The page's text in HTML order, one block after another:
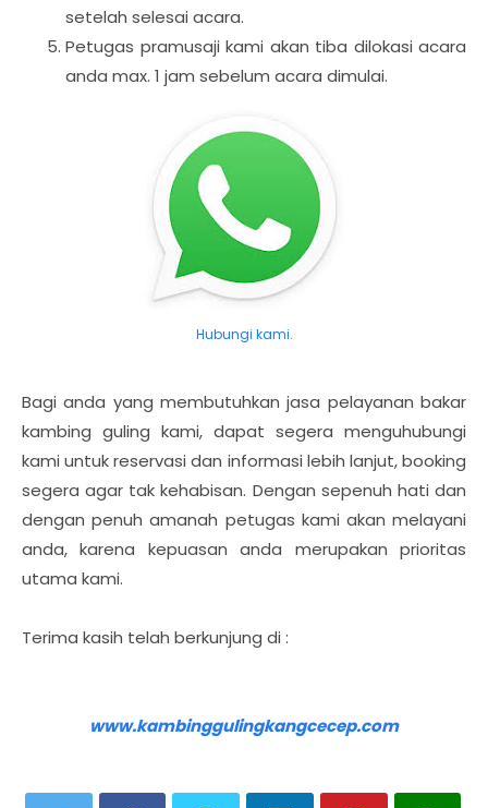
setelah selesai acara.
Petugas pramusaji kami akan tiba dilokasi acara
anda max. 1 jam sebelum acara dimulai.
Hubungi kami.
Bagi anda yang membutuhkan jasa pelayanan bakar
kambing guling kami, dapat segera menguhubungi
kami untuk reservasi dan informasi lebih lanjut, booking
segera agar tak kehabisan. Dengan sepenuh hati dan
dengan penuh amanah petugas kami akan melayani
anda, karena kepuasan anda merupakan prioritas
utama kami.
Terima kasih telah berkunjung di :
www.kambinggulingkangcecep.com